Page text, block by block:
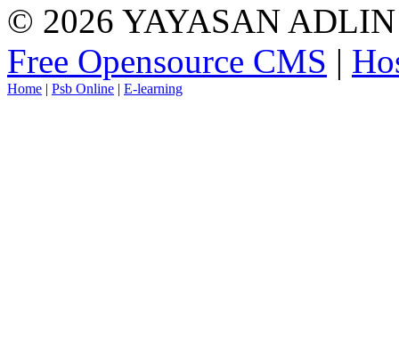
© 2026 YAYASAN
Free Opensource CMS |
Home | Psb Online | E-learning